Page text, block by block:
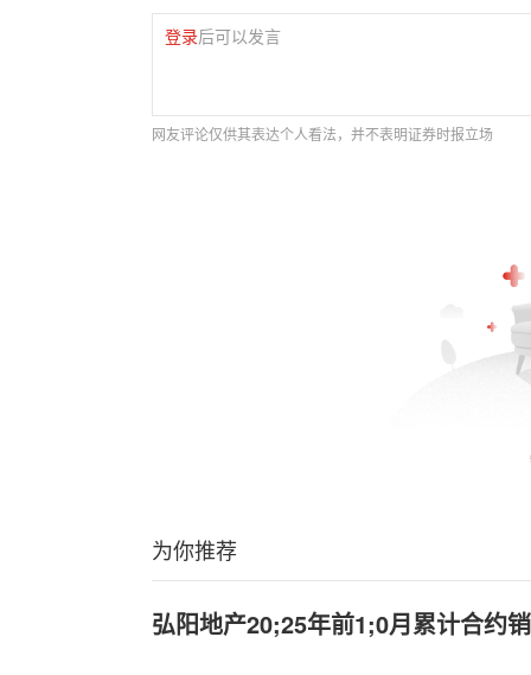
登录后可以发言
网友评论仅供其表达个人看法，并不表明证券时报立场
为你推荐
弘阳地产20;25年前1;0月累计合约